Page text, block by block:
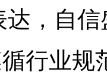
，自
行业